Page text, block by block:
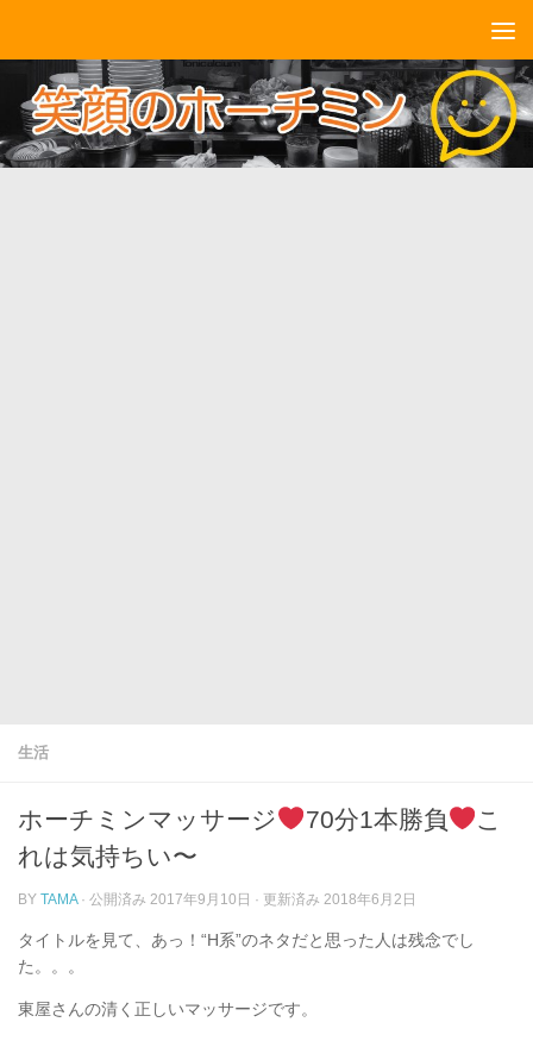
生活
ホーチミンマッサージ 70分1本勝負
こ
れは気持ちい〜
BY TAMA · 公開済み 2017年9月10日 · 更新済み 2018年6月2日
タイトルを見て、あっ！“H系”のネタだと思った人は残念でし
た。。。
東屋さんの清く正しいマッサージです。